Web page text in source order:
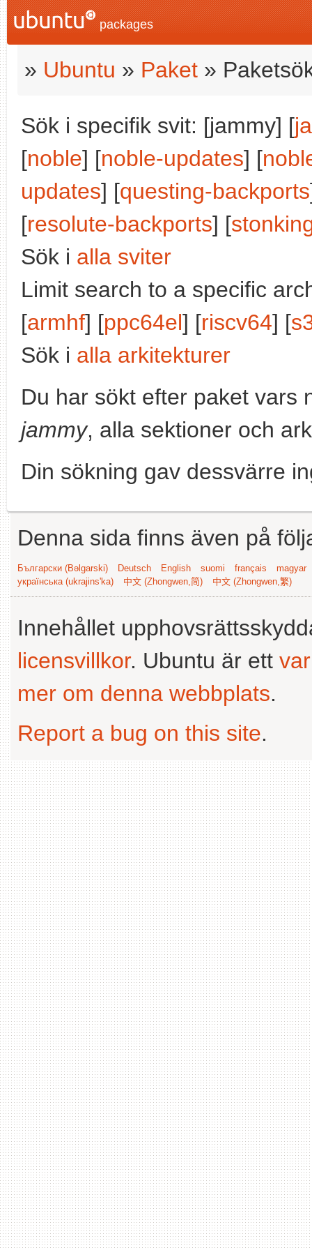
packages
» Ubuntu » Paket »
Sök i specifik svit: [jammy] [
[noble] [noble-updates] [
updates] [questing-backports
[resolute-backports] [
Sök i alla sviter
Limit search to a specific
[armhf] [ppc64el] [riscv64] [
Sök i alla arkitekturer
Du har sökt efter paket vars
jammy, alla sektioner och
Din sökning gav dessvärre
Denna sida finns även på
Български (Bəlgarski) Deutsch English suomi français
magyar
українська (ukrajins'ka)
中文 (Zhongwen,简) 中文 (Zhongwen,繁)
Innehållet
licensvillkor. Ubuntu är ett
mer om denna webbplats.
Report a bug on this site.